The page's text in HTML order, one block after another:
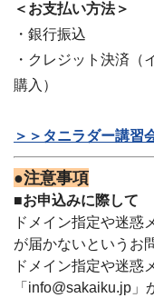
＜お支払い方法＞
・銀行振込
・クレジット決済（
購入）
＞＞タニラダー講習
●注意事項
■お申込みに際して
ドメイン指定や迷惑
が届かないというお
ドメイン指定や迷惑
「info@sakaiku.jp